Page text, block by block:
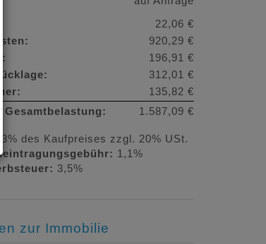
22,06 €
920,29 €
196,91 €
312,01 €
135,82 €
Gesamtbelastung:
1.587,09 €
3% des Kaufpreises zzgl. 20% USt.
1,1%
3,5%
zur Immobilie